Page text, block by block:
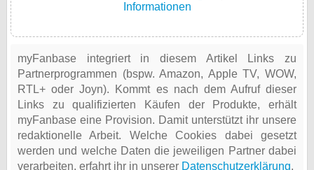
Informationen
myFanbase integriert in diesem Artikel Links zu
Partnerprogrammen (bspw. Amazon, Apple TV, WOW,
RTL+ oder Joyn). Kommt es nach dem Aufruf dieser
Links zu qualifizierten Käufen der Produkte, erhält
myFanbase eine Provision. Damit unterstützt ihr unsere
redaktionelle Arbeit. Welche Cookies dabei gesetzt
werden und welche Daten die jeweiligen Partner dabei
verarbeiten, erfahrt ihr in unserer Datenschutzerklärung.